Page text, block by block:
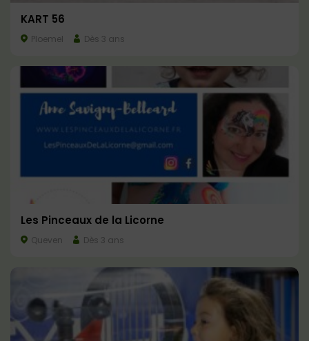
KART 56
Ploemel Dès 3 ans
Les Pinceaux de la Licorne
Queven Dès 3 ans